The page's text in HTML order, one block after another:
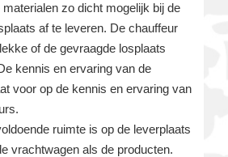
zo dicht mogelijk bij de
af te leveren. De chauffeur
of de gevraagde losplaats
kennis en ervaring van de
voor op de kennis en ervaring van
ruimte is op de leverplaats
vrachtwagen als de producten.